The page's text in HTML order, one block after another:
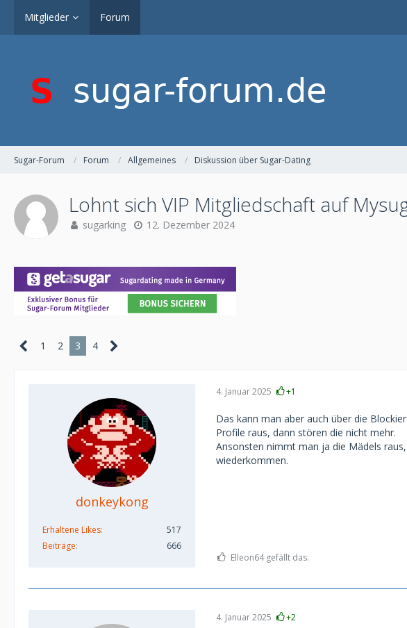
Mitglieder Forum
Sugar-Forum Forum Allgemeines Diskussion über Sugar-Dating
Lohnt sich VIP Mitgliedschaft auf
sugarking 12. Dezember 2024
1 2 3 4
donkeykong
Erhaltene Likes
517
Beiträge
666
4. Januar 2025 +1
Das kann man aber auch über die
Profile raus, dann stören die nicht mehr.
Ansonsten nimmt man ja die Mädels
wiederkommen.
Elleon64 gefällt das.
4. Januar 2025 +2